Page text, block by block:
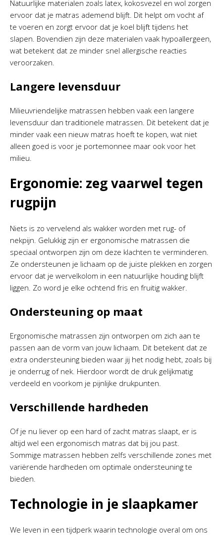
Natuurlijke materialen zoals latex, kokosvezel en wol zorgen
ervoor dat je matras ademend blijft. Dit helpt om vocht af
te voeren en zorgt ervoor dat je koel blijft tijdens het
slapen. Bovendien zijn deze materialen vaak hypoallergeen,
wat betekent dat ze minder snel allergische reacties
veroorzaken.
Langere levensduur
Milieuvriendelijke matrassen hebben vaak een langere
levensduur dan traditionele matrassen. Dit betekent dat je
minder vaak een nieuw matras hoeft te kopen, wat niet
alleen goed is voor je portemonnee maar ook voor het
milieu.
Ergonomie: zeg vaarwel tegen
rugpijn
Niets is zo vervelend als wakker worden met rug- of
nekpijn. Gelukkig zijn er ergonomische matrassen die
speciaal ontworpen zijn om deze klachten te verminderen.
Ze ondersteunen je lichaam op de juiste plekken en zorgen
ervoor dat je wervelkolom in een natuurlijke houding blijft
liggen. Zo word je elke ochtend fris en fruitig wakker.
Ondersteuning op maat
Ergonomische matrassen zijn ontworpen om zich aan te
passen aan de vorm van jouw lichaam. Dit betekent dat ze
extra ondersteuning bieden waar jij het nodig hebt, zoals bij
je onderrug of nek. Hierdoor wordt de druk gelijkmatig
verdeeld en voorkom je pijnlijke drukpunten.
Verschillende hardheden
Of je nu liever op een hard of zacht matras slaapt, er is
altijd wel een ergonomisch matras dat bij jou past.
Sommige matrassen hebben zelfs verschillende zones met
variërende hardheden om optimale ondersteuning te
bieden.
Technologie in je slaapkamer
We leven in een tijdperk waarin technologie overal om ons